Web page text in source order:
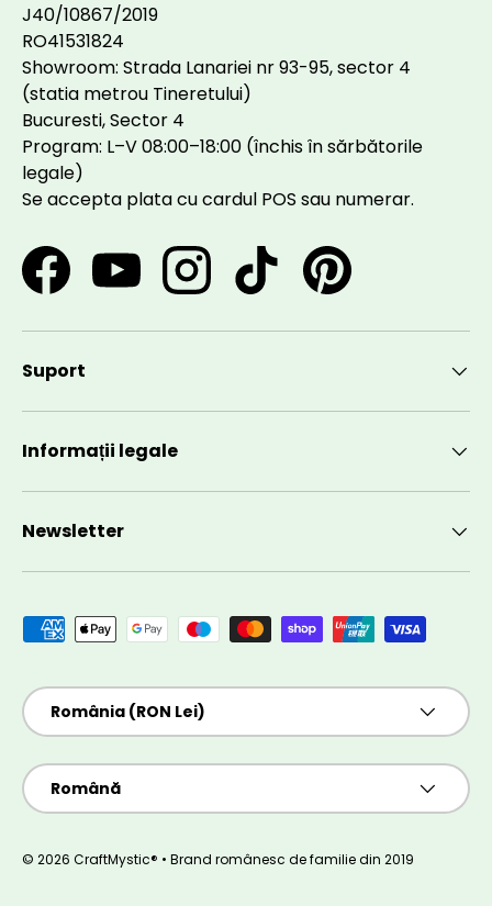
J40/10867/2019
RO41531824
Showroom: Strada Lanariei nr 93-95, sector 4
(statia metrou Tineretului)
Bucuresti, Sector 4
Program: L–V 08:00–18:00 (închis în sărbătorile
legale)
Se accepta plata cu cardul POS sau numerar.
FacebookYouTubeInstagramTikTok Pinterest
Suport
Informații legale
Newsletter
Metode de plată acceptate
Țară/Regiune
România (RON Lei)
Limbă
Română
© 2026 CraftMystic® • Brand românesc de familie din 2019